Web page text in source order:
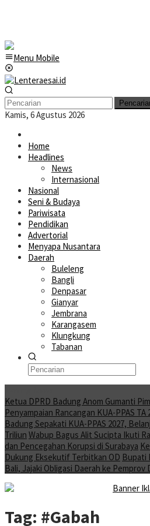
Menu Mobile
Kamis, 6 Agustus 2026
Home
Headlines
News
Internasional
Nasional
Seni & Budaya
Pariwisata
Pendidikan
Advertorial
Menyapa Nusantara
Daerah
Buleleng
Bangli
Denpasar
Gianyar
Jembrana
Karangasem
Klungkung
Tabanan
Ketua DPRD Badung Anom Gumanti
Penyampaian Rancangan KUA-PPAS TA
Badung Sepakati KUA-PPAS 2027,
Triliun Wabup Bagus Alit Sucipta Ikuti
dan Pencegahan Korupsi di Surabaya
Dukung Eksekutif Terbitkan OD Bupati
Bali, Jajaki Obligasi Daerah ke Pemprov
Tag: #Gabah